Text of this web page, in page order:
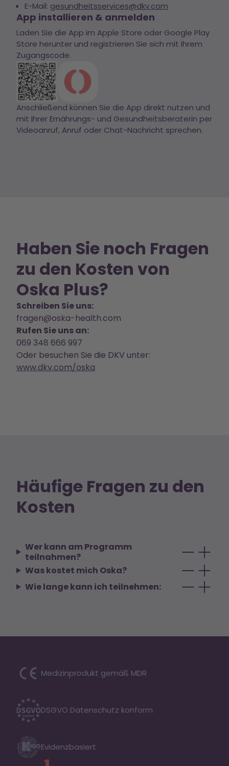
E-Mail: gesundheitsservices@dkv.com
App installieren & anmelden
Laden Sie die App im Apple Store oder Google Play
Store herunter und registrieren Sie sich mit Ihrem
Zugangscode.
Anschließend können Sie die App direkt nutzen und
mit Ihrer Ernährungs- und Gesundheitsberaterin per
Videoanruf, Anruf oder Chat-Nachricht sprechen.
Haben Sie noch Fragen
zu den Kosten von
Oska Plus?
Schreiben Sie uns:
fragen@oska-health.com
Rufen Sie uns an:
069 348 666 997
Oder besuchen Sie die DKV unter:
www.dkv.com/oska
Häufige Fragen zu den
Kosten
Wer kann am Programm
teilnahmen?
Was kostet mich Oska?
Wie lange kann ich teilnehmen:
Medizinprodukt gemäß MDR
DSGVO Datenschutz konform
Evidenzbasiert